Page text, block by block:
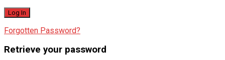
Forgotten Password?
Retrieve your password